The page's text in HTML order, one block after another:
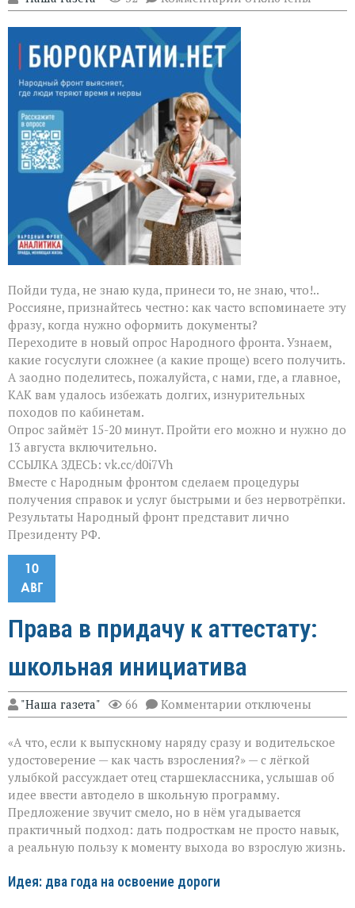
записи
Пойди туда, не знаю куда, принеси то, не знаю, что!..
Россияне, признайтесь честно: как часто вспоминаете эту
фразу, когда нужно оформить документы?
Переходите в новый опрос Народного фронта. Узнаем,
какие госуслуги сложнее (а какие проще) всего получить.
А заодно поделитесь, пожалуйста, с нами, где, а главное,
КАК вам удалось избежать долгих, изнурительных
походов по кабинетам.
Опрос займёт 15-20 минут. Пройти его можно и нужно до
13 августа включительно.
ССЫЛКА ЗДЕСЬ: vk.cc/d0i7Vh
Вместе с Народным фронтом сделаем процедуры
получения справок и услуг быстрыми и без нервотрёпки.
Результаты Народный фронт представит лично
Президенту РФ.
10
АВГ
Права в придачу к аттестату:
школьная инициатива
"Наша газета" 66 Комментарии к
записи
в
придачу
аттестату:
школьная
инициатива
отключены
«А что, если к выпускному наряду сразу и водительское
удостоверение — как часть взросления?» — с лёгкой
улыбкой рассуждает отец старшеклассника, услышав об
идее ввести автодело в школьную программу.
Предложение звучит смело, но в нём угадывается
практичный подход: дать подросткам не просто навык,
а реальную пользу к моменту выхода во взрослую жизнь.
Идея: два года на освоение дороги